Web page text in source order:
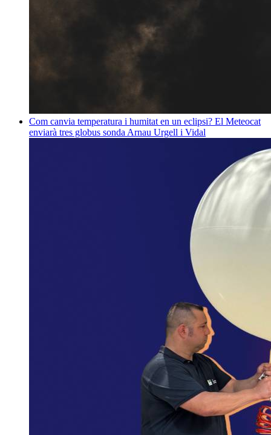
Com canvia temperatura i humitat en un eclipsi? El Meteocat
enviarà tres globus sonda Arnau Urgell i Vidal